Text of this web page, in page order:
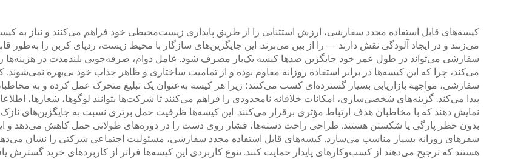
رویدادها و تبلیغات تجاری
کیسه‌های قابل استفاده مجدد سفارشی، ارزش استثنایی را از طریق پایداری زیست‌محیطی خود فراهم می‌کنند و نیاز به
می‌زنند و در ایجاد آلودگی نقش دارند — را از بین می‌برند. این جایگزین‌های سازگار با محیط زیست، ردپای کربن را به‌طور
سفارشی می‌تواند در طول عمر خود جایگزین صدها کیسه یک‌بار مصرف شود. عامل دوام، صرفه‌جویی بلندمدت در
می‌کند، چرا که این کیسه‌ها در برابر استفاده روزانه مقاوم بوده و از تمامیت ساختاری و ظاهر جذاب خود بی‌بهره
سفارشی، مواجهه بازاریابی بسیار گسترده‌ای کسب می‌کنند؛ زیرا هر کیسه به‌عنوان یک تبلیغ متحرک عمل کرده و به
پیدا می‌کند. گزینه‌های شخصی‌سازی، امکانات خلاقانه نامحدودی را فراهم می‌کنند تا شرکت‌ها بتوانند لوگوها، شعارها،
نمایش دهند که با مخاطبان هدف ارتباط مؤثری برقرار می‌کنند. این کیسه‌ها ظرفیت حمل برتری نسبت به جایگزین‌های
بدون خطر پارگی یا شکستن هستند. طراحی راحت دسته‌ها، فشار روی دست را در دوره‌های طولانی حمل کاهش می‌دهد و
سفرهای روزانه بسیار مناسب می‌سازد. کیسه‌های قابل استفاده مجدد سفارشی، مسئولیت اجتماعی شرکتی را نشان
هستند که ترجیح می‌دهند از کسب‌وکارهای پایدار حمایت کنند. تنوع کاربردی این کیسه‌ها فراتر از کاربردهای خرید گسترش